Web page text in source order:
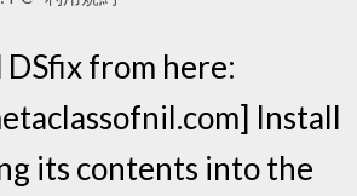
DSfix from here:
Install
its contents into the